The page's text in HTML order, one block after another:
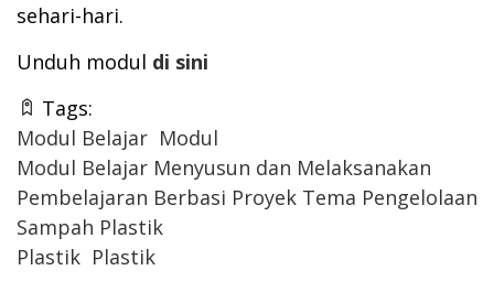
sehari-hari.
Unduh modul di sini
Tags:
Modul Belajar Modul
Modul Belajar Menyusun dan Melaksanakan
Pembelajaran Berbasi Proyek Tema Pengelolaan
Sampah Plastik
Plastik Plastik